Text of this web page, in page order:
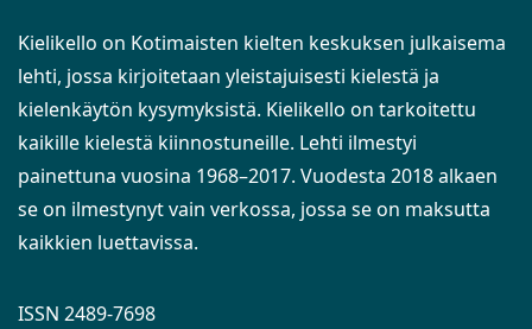
Kielikello on Kotimaisten kielten keskuksen julkaisema
lehti, jossa kirjoitetaan yleistajuisesti kielestä ja
kielenkäytön kysymyksistä. Kielikello on tarkoitettu
kaikille kielestä kiinnostuneille. Lehti ilmestyi
painettuna vuosina 1968–2017. Vuodesta 2018 alkaen
se on ilmestynyt vain verkossa, jossa se on maksutta
kaikkien luettavissa.
ISSN 2489-7698